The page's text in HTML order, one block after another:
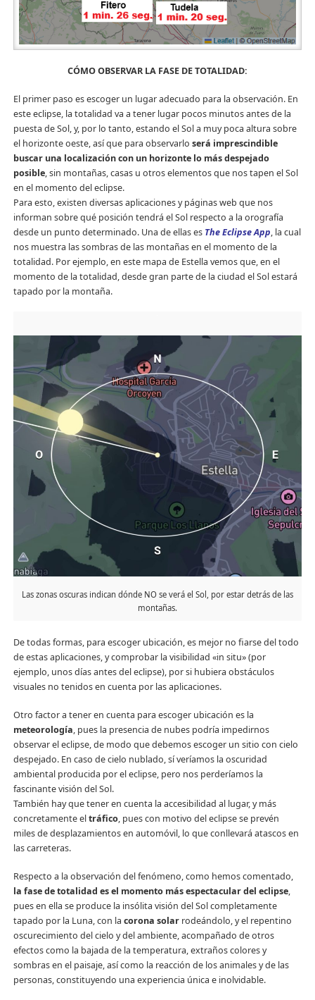
CÓMO OBSERVAR LA FASE DE TOTALIDAD:
El primer paso es escoger un lugar adecuado para la observación. En
este eclipse, la totalidad va a tener lugar pocos minutos antes de la
puesta de Sol, y, por lo tanto, estando el Sol a muy poca altura sobre
el horizonte oeste, así que para observarlo será imprescindible
buscar una localización con un horizonte lo más despejado
posible, sin montañas, casas u otros elementos que nos tapen el Sol
en el momento del eclipse.
Para esto, existen diversas aplicaciones y páginas web que nos
informan sobre qué posición tendrá el Sol respecto a la orografía
desde un punto determinado. Una de ellas es The Eclipse App, la cual
nos muestra las sombras de las montañas en el momento de la
totalidad. Por ejemplo, en este mapa de Estella vemos que, en el
momento de la totalidad, desde gran parte de la ciudad el Sol estará
tapado por la montaña.
Las zonas oscuras indican dónde NO se verá el Sol, por estar detrás de las
montañas.
De todas formas, para escoger ubicación, es mejor no fiarse del todo
de estas aplicaciones, y comprobar la visibilidad «in situ» (por
ejemplo, unos días antes del eclipse), por si hubiera obstáculos
visuales no tenidos en cuenta por las aplicaciones.
Otro factor a tener en cuenta para escoger ubicación es la
meteorología, pues la presencia de nubes podría impedirnos
observar el eclipse, de modo que debemos escoger un sitio con cielo
despejado. En caso de cielo nublado, sí veríamos la oscuridad
ambiental producida por el eclipse, pero nos perderíamos la
fascinante visión del Sol.
También hay que tener en cuenta la accesibilidad al lugar, y más
concretamente eltráfico, pues con motivo del eclipse se prevén
miles de desplazamientos en automóvil, lo que conllevará atascos en
las carreteras.
Respecto a la observación del fenómeno, como hemos comentado,
la fase de totalidad es el momento más espectacular del eclipse,
pues en ella se produce la insólita visión del Sol completamente
tapado por la Luna, con la corona solar rodeándolo, y el repentino
oscurecimiento del cielo y del ambiente, acompañado de otros
efectos como la bajada de la temperatura, extraños colores y
sombras en el paisaje, así como la reacción de los animales y de las
personas, constituyendo una experiencia única e inolvidable.